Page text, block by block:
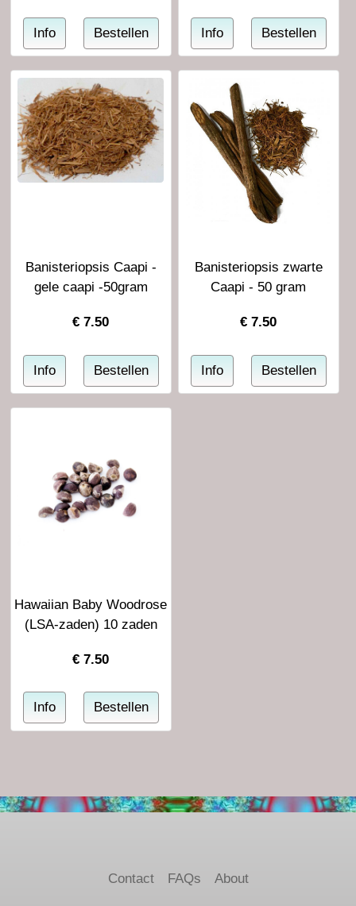
Banisteriopsis Caapi -
gele caapi -50gram
€7.50
Banisteriopsis zwarte
Caapi - 50 gram
€7.50
Hawaiian Baby Woodrose
(LSA-zaden) 10 zaden
€7.50
Contact FAQs About